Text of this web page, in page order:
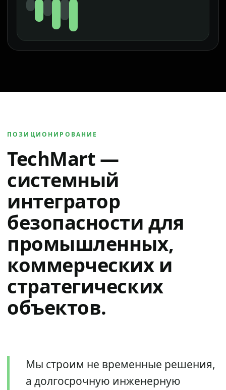
ПОЗИЦИОНИРОВАНИЕ
TechMart —
системный
интегратор
безопасности для
промышленных,
коммерческих и
стратегических
объектов.
Мы строим не временные решения,
а долгосрочную инженерную